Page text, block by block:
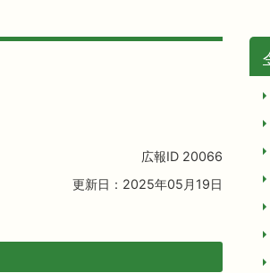
広報ID 20066
更新日：2025年05月19日